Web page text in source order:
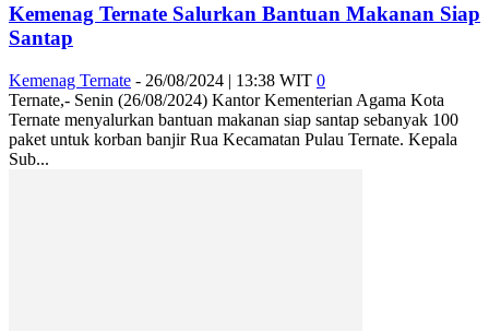
Kemenag Ternate Salurkan Bantuan Makanan Siap
Santap
Kemenag Ternate - 26/08/2024 | 13:38 WIT 0
Ternate,- Senin (26/08/2024) Kantor Kementerian Agama Kota
Ternate menyalurkan bantuan makanan siap santap sebanyak 100
paket untuk korban banjir Rua Kecamatan Pulau Ternate. Kepala
Sub...